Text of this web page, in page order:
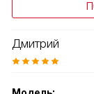
Дмитрий